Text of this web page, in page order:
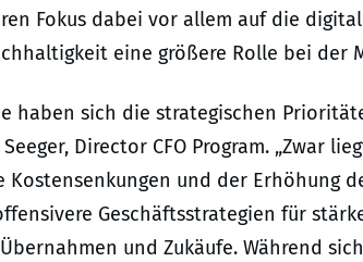
Fokus dabei vor allem auf die
eine größere Rolle bei der
haben sich die strategischen
Director CFO Program. „Zwar
Kostensenkungen und der Erhöhung
Geschäftsstrategien für
und Zukäufe. Während